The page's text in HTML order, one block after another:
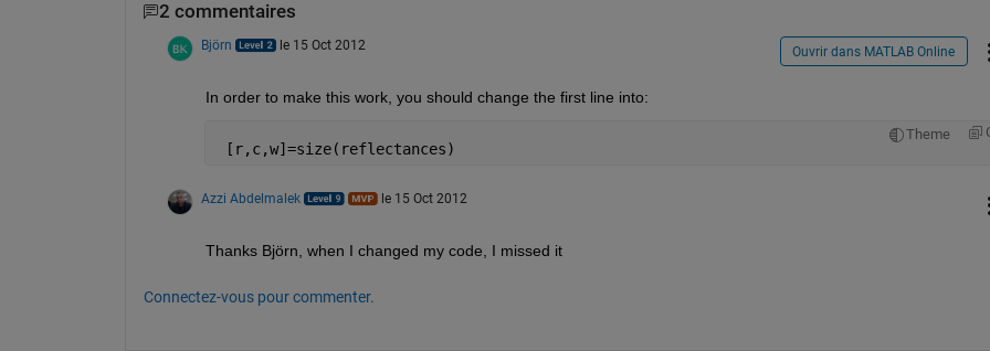
2 commentaires
Björn le 15 Oct 2012 Ouvrir dans MATLAB Online
In order to make this work, you should change the first line into:
Theme
[r,c,w]=size(reflectances)
Azzi Abdelmalek le 15 Oct 2012
Thanks Björn, when I changed my code, I missed it
Connectez-vous pour commenter.